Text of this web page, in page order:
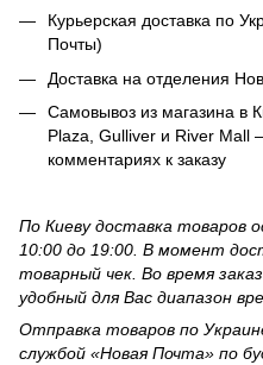
Курьерская доставка по
Почты)
Доставка на отделения
Самовывоз из магазина в
Plaza, Gulliver и River
комментариях к заказу
По Киеву доставка товаров
10:00 до 19:00. В момент
товарный чек. Во время
удобный для Вас диапазон
Отправка товаров по
службой «Новая Почта» по